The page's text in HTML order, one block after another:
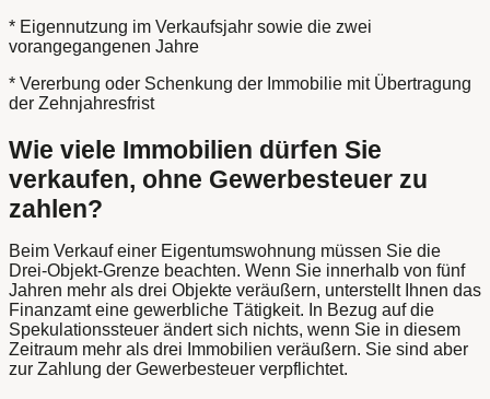
* Eigennutzung im Verkaufsjahr sowie die zwei
vorangegangenen Jahre
* Vererbung oder Schenkung der Immobilie mit Übertragung
der Zehnjahresfrist
Wie viele Immobilien dürfen Sie
verkaufen, ohne Gewerbesteuer zu
zahlen?
Beim Verkauf einer Eigentumswohnung müssen Sie die
Drei-Objekt-Grenze beachten. Wenn Sie innerhalb von fünf
Jahren mehr als drei Objekte veräußern, unterstellt Ihnen das
Finanzamt eine gewerbliche Tätigkeit. In Bezug auf die
Spekulationssteuer ändert sich nichts, wenn Sie in diesem
Zeitraum mehr als drei Immobilien veräußern. Sie sind aber
zur Zahlung der Gewerbesteuer verpflichtet.